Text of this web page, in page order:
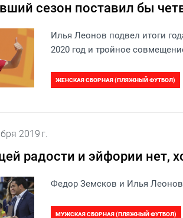
сезон поставил бы
Илья Леонов подвел итоги
2020 год и тройное
ЖЕНСКАЯ СБОРНАЯ (ПЛЯЖНЫЙ ФУТБОЛ)
2019 г.
радости и эйфории нет,
Федор Земсков и Илья
МУЖСКАЯ СБОРНАЯ (ПЛЯЖНЫЙ ФУТБОЛ)